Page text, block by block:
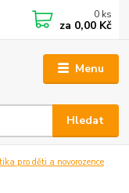
Menu
Hledat
0 ks
za 0,00 Kč
pro děti a novorozence